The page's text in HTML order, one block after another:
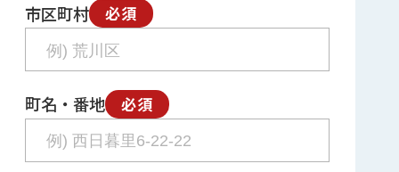
市区町村 必須
町名・番地 必須